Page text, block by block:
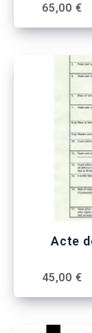
65,00 €
Acte
45,00 €